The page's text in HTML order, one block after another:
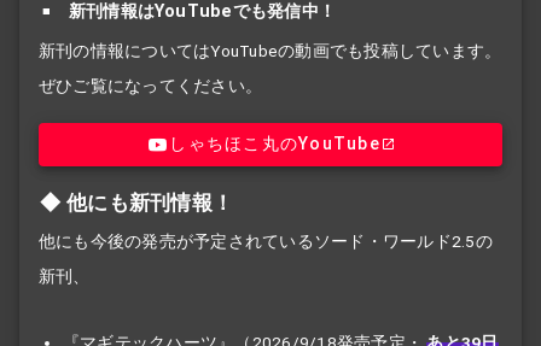
新刊情報はYouTubeでも発信中！
新刊の情報についてはYouTubeの動画でも投稿しています。
ぜひご覧になってください。
しゃちほこ丸のYouTube
他にも新刊情報！
他にも今後の発売が予定されているソード・ワールド2.5の
新刊、